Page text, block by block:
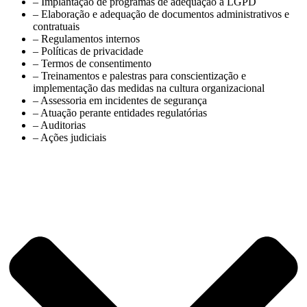
– Elaboração e adequação de documentos administrativos e
contratuais
– Regulamentos internos
– Políticas de privacidade
– Termos de consentimento
– Treinamentos e palestras para conscientização e
implementação das medidas na cultura organizacional
– Assessoria em incidentes de segurança
– Atuação perante entidades regulatórias
– Auditorias
– Ações judiciais